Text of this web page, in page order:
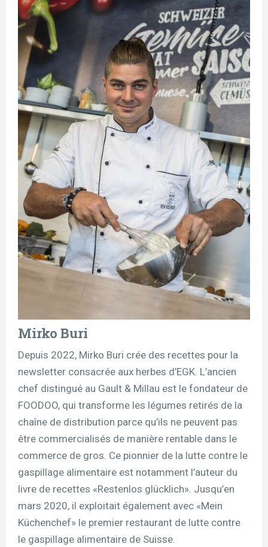
Mirko Buri
Depuis 2022, Mirko Buri crée des recettes pour la
newsletter consacrée aux herbes d’EGK. L’ancien
chef distingué au Gault & Millau est le fondateur de
FOODOO, qui transforme les légumes retirés de la
chaîne de distribution parce qu’ils ne peuvent pas
être commercialisés de manière rentable dans le
commerce de gros. Ce pionnier de la lutte contre le
gaspillage alimentaire est notamment l’auteur du
livre de recettes «Restenlos glücklich». Jusqu’en
mars 2020, il exploitait également avec «Mein
Küchenchef» le premier restaurant de lutte contre
le gaspillage alimentaire de Suisse.